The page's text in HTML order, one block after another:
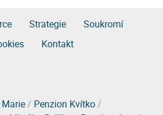
Strategie
Soukromí
Kontakt
/ Penzion Kvítko/